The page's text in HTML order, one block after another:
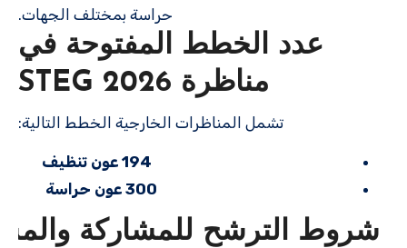
حراسة بمختلف الجهات.
عدد الخطط المفتوحة في
مناظرة STEG 2026
تشمل المناظرات الخارجية الخطط التالية:
194 عون تنظيف
300 عون حراسة
شروط الترشح للمشاركة